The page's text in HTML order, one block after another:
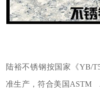
陆裕不锈钢按国家《YB/
准生产，符合美国ASTM